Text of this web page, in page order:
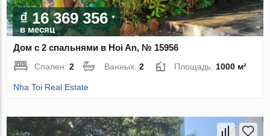
₫ 16 369 356
в месяц
Дом с 2 спальнями в Hoi An, № 15956
Спален:2 Ванных:2 Площадь:1000 м²
Nha Toi Real Estate